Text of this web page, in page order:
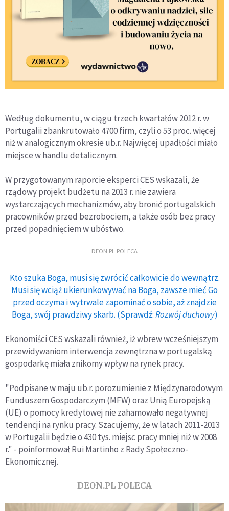
Według dokumentu, w ciągu trzech kwartałów 2012 r. w
Portugalii zbankrutowało 4700 firm, czyli o 53 proc. więcej
niż w analogicznym okresie ub.r. Najwięcej upadłości miało
miejsce w handlu detalicznym.
W przygotowanym raporcie eksperci CES wskazali, że
rządowy projekt budżetu na 2013 r. nie zawiera
wystarczających mechanizmów, aby bronić portugalskich
pracowników przed bezrobociem, a także osób bez pracy
przed popadnięciem w ubóstwo.
DEON.PL POLECA
Kto szuka Boga, musi się zwrócić całkowicie do wewnątrz.
Musi się wciąż ukierunkowywać na Boga, zawsze mieć Go
przed oczyma i wytrwale zapominać o sobie, aż znajdzie
Boga, swój prawdziwy skarb. (Sprawdź:Rozwój duchowy)
Ekonomiści CES wskazali również, iż wbrew wcześniejszym
przewidywaniom interwencja zewnętrzna w portugalską
gospodarkę miała znikomy wpływ na rynek pracy.
"Podpisane w maju ub.r. porozumienie z Międzynarodowym
Funduszem Gospodarczym (MFW) oraz Unią Europejską
(UE) o pomocy kredytowej nie zahamowało negatywnej
tendencji na rynku pracy. Szacujemy, że w latach 2011-2013
w Portugalii będzie o 430 tys. miejsc pracy mniej niż w 2008
r." - poinformował Rui Martinho z Rady Społeczno-
Ekonomicznej.
DEON.PL POLECA